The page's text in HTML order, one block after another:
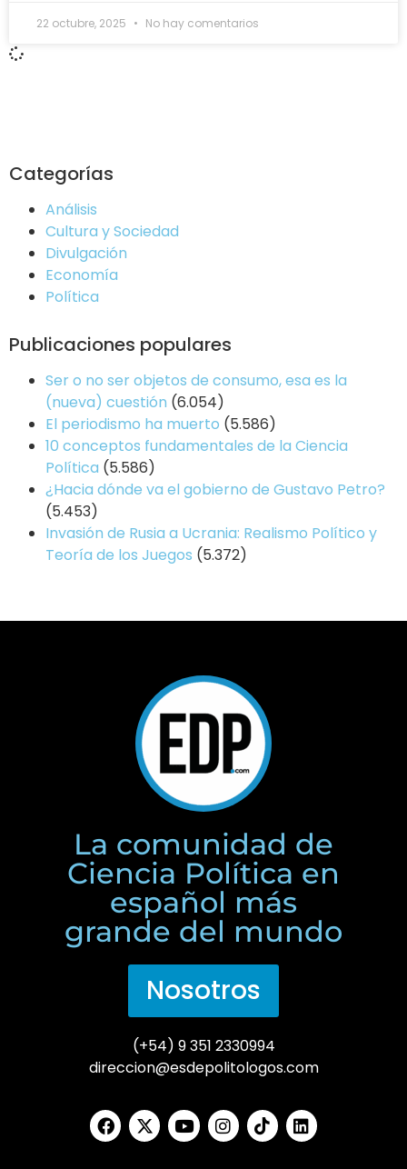
22 octubre, 2025 No hay comentarios
Categorías
Análisis
Cultura y Sociedad
Divulgación
Economía
Política
Publicaciones populares
Ser o no ser objetos de consumo, esa es la
(nueva) cuestión (6.054)
El periodismo ha muerto (5.586)
10 conceptos fundamentales de la Ciencia
Política (5.586)
¿Hacia dónde va el gobierno de Gustavo Petro?
(5.453)
Invasión de Rusia a Ucrania: Realismo Político y
Teoría de los Juegos (5.372)
La comunidad de
Ciencia Política en
español más
grande del mundo
Nosotros
(+54) 9 351 2330994
direccion@esdepolitologos.com